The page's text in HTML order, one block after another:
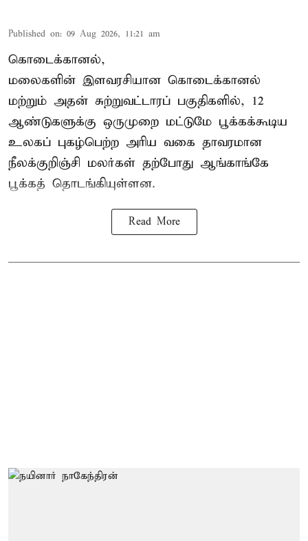
Published on: 09 Aug 2026, 11:21 am
கொடைக்கானல்,
மலைகளின் இளவரசியான கொடைக்கானல்
மற்றும் அதன் சுற்றுவட்டாரப் பகுதிகளில், 12
ஆண்டுகளுக்கு ஒருமுறை மட்டுமே பூக்கக்கூடிய
உலகப் புகழ்பெற்ற அரிய வகை தாவரமான
நீலக்குறிஞ்சி மலர்கள் தற்போது ஆங்காங்கே
பூக்கத் தொடங்கியுள்ளன.
Read More